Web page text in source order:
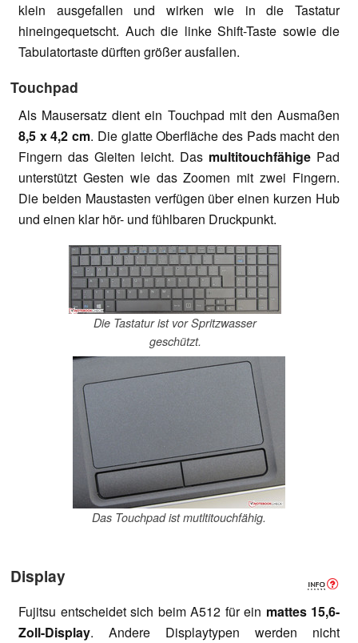
klein ausgefallen und wirken wie in die Tastatur
hineingequetscht. Auch die linke Shift-Taste sowie die
Tabulatortaste dürften größer ausfallen.
Touchpad
Als Mausersatz dient ein Touchpad mit den Ausmaßen
8,5 x 4,2 cm. Die glatte Oberfläche des Pads macht den
Fingern das Gleiten leicht. Das multitouchfähige Pad
unterstützt Gesten wie das Zoomen mit zwei Fingern.
Die beiden Maustasten verfügen über einen kurzen Hub
und einen klar hör- und fühlbaren Druckpunkt.
Die Tastatur ist vor Spritzwasser
geschützt.
Das Touchpad ist mutltitouchfähig.
Display
Fujitsu entscheidet sich beim A512 für ein mattes 15,6-
Zoll-Display. Andere Displaytypen werden nicht